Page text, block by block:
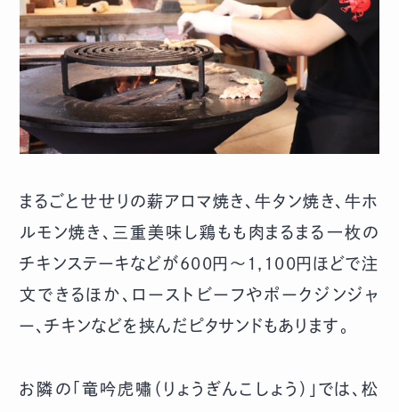
まるごとせせりの薪アロマ焼き、牛タン焼き、牛ホ
ルモン焼き、三重美味し鶏もも肉まるまる一枚の
チキンステーキなどが600円～1,100円ほどで注
文できるほか、ローストビーフやポークジンジャ
ー、チキンなどを挟んだピタサンドもあります。
お隣の「竜吟虎嘯（りょうぎんこしょう）」では、松